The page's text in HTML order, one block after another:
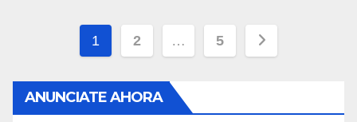
Navegación
entradas
1 2 … 5
ANUNCIATE AHORA